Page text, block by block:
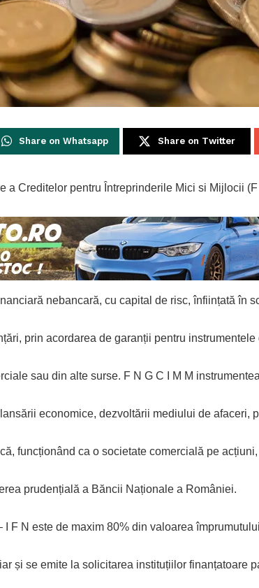
Share on Whatsapp Share on Twitter
a Creditelor pentru Întreprinderile Mici si Mijlocii (F
nebancară, cu capital de risc, înființată în
prin acordarea de garanții pentru instrumentele
sau din alte surse. F N G C I M M
economice, dezvoltării mediului de afaceri,
funcționând ca o societate comercială pe
prudențială a Băncii Naționale a României.
I F N este de maxim 80% din valoarea
și se emite la solicitarea instituțiilor finanțatoare